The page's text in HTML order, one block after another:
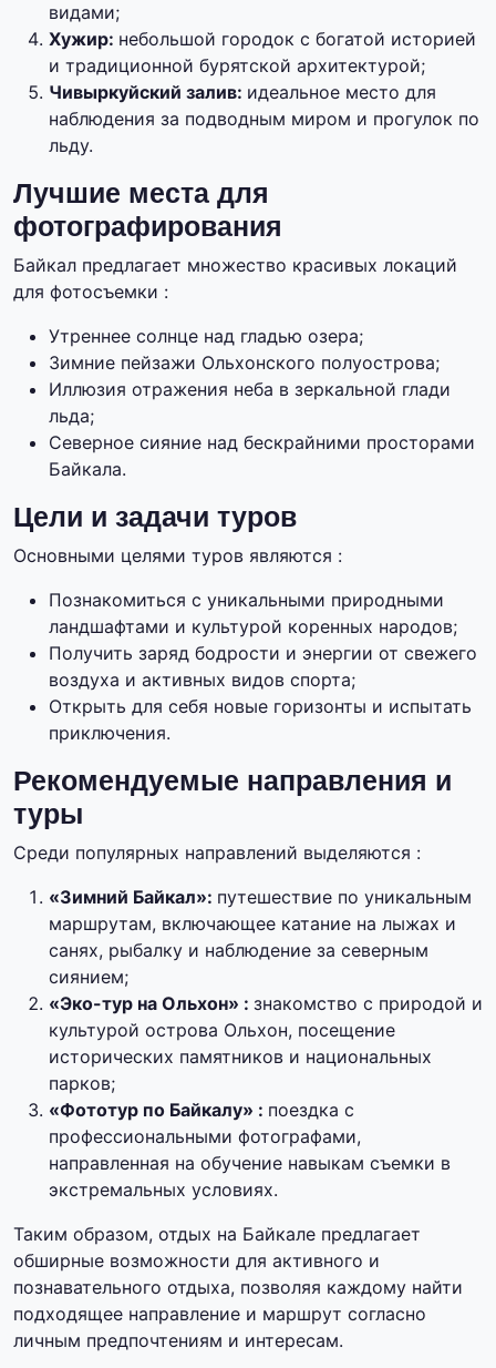
видами;
Хужир: небольшой городок с богатой историей
и традиционной бурятской архитектурой;
Чивыркуйский залив: идеальное место для
наблюдения за подводным миром и прогулок по
льду.
Лучшие места для
фотографирования
Байкал предлагает множество красивых локаций
для фотосъемки :
Утреннее солнце над гладью озера;
Зимние пейзажи Ольхонского полуострова;
Иллюзия отражения неба в зеркальной глади
льда;
Северное сияние над бескрайними просторами
Байкала.
Цели и задачи туров
Основными целями туров являются :
Познакомиться с уникальными природными
ландшафтами и культурой коренных народов;
Получить заряд бодрости и энергии от свежего
воздуха и активных видов спорта;
Открыть для себя новые горизонты и испытать
приключения.
Рекомендуемые направления и
туры
Среди популярных направлений выделяются :
«Зимний Байкал»: путешествие по уникальным
маршрутам, включающее катание на лыжах и
санях, рыбалку и наблюдение за северным
сиянием;
«Эко-тур на Ольхон» : знакомство с природой и
культурой острова Ольхон, посещение
исторических памятников и национальных
парков;
«Фототур по Байкалу» : поездка с
профессиональными фотографами,
направленная на обучение навыкам съемки в
экстремальных условиях.
Таким образом, отдых на Байкале предлагает
обширные возможности для активного и
познавательного отдыха, позволяя каждому найти
подходящее направление и маршрут согласно
личным предпочтениям и интересам.